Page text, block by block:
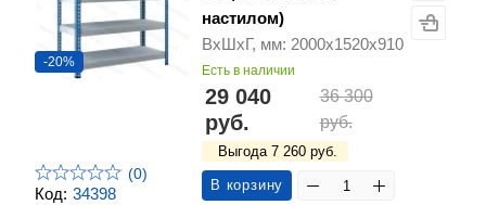
Код: 34398
-20%
(0)
настилом)
ВхШхГ, мм: 2000х1520х910
Есть в наличии
29 040
руб.
36 300
руб.
Выгода 7 260 руб.
В корзину